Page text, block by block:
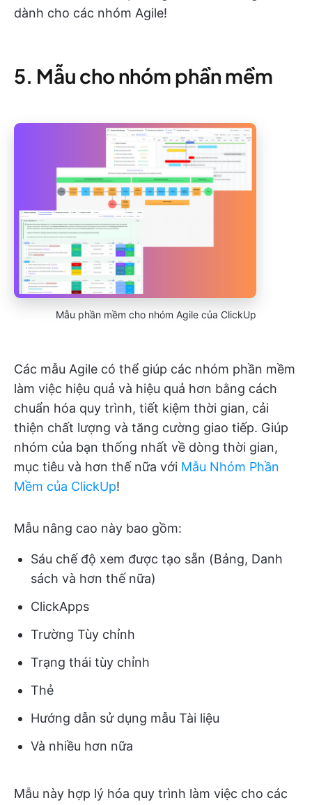
dành cho các nhóm Agile!
5. Mẫu cho nhóm phần mềm
Mẫu phần mềm cho nhóm Agile của ClickUp
Các mẫu Agile có thể giúp các nhóm phần mềm
làm việc hiệu quả và hiệu quả hơn bằng cách
chuẩn hóa quy trình, tiết kiệm thời gian, cải
thiện chất lượng và tăng cường giao tiếp. Giúp
nhóm của bạn thống nhất về dòng thời gian,
mục tiêu và hơn thế nữa với Mẫu Nhóm Phần
Mềm của ClickUp!
Mẫu nâng cao này bao gồm:
Sáu chế độ xem được tạo sẵn (Bảng, Danh
sách và hơn thế nữa)
ClickApps
Trường Tùy chỉnh
Trạng thái tùy chỉnh
Thẻ
Hướng dẫn sử dụng mẫu Tài liệu
Và nhiều hơn nữa
Mẫu này hợp lý hóa quy trình làm việc cho các